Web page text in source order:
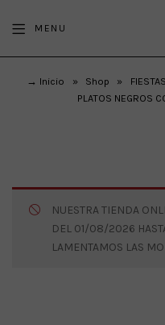
MENU
→ Inicio » Shop »
PLATOS NEGROS
NUESTRA TIENDA
DEL 01/08/2026
LAMENTAMOS LAS